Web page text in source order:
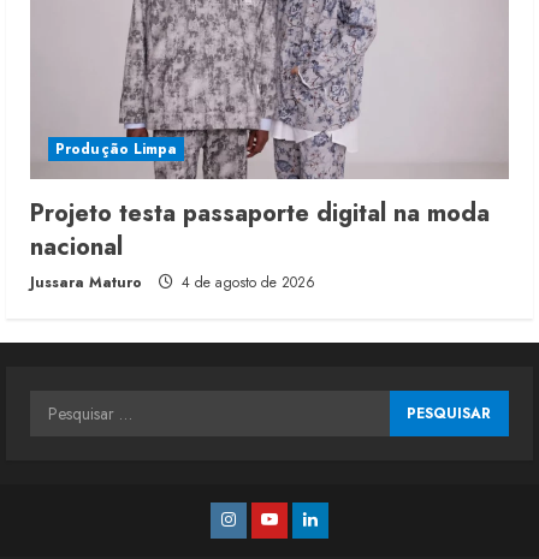
Produção Limpa
Projeto testa passaporte digital na moda
nacional
Jussara Maturo 4 de agosto de 2026
Pesquisar
Instagram
YoutubeLinkedin